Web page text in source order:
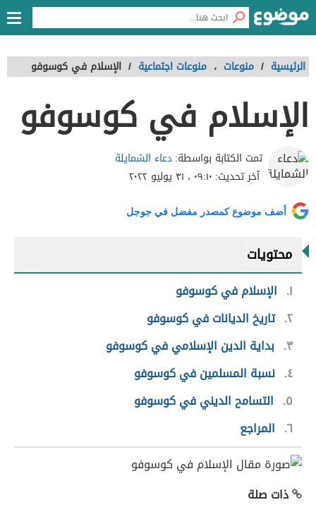
الرئيسية / منوعات ، منوعات اجتماعية / الإسلام في كوسوفو
الإسلام في كوسوفو
تمت الكتابة بواسطة:دعاء الشمايلة
آخر تحديث: ٠٩:١٠ ، ٣١ يوليو ٢٠٢٢
أضف موضوع كمصدر مفضل في جوجل
محتويات
١
الإسلام في كوسوفو
٢ تاريخ الديانات في كوسوفو
٣ بداية الدين الإسلامي في كوسوفو
٤ نسبة المسلمين في كوسوفو
٥
التسامح الديني في كوسوفو
٦ المراجع
ذات صلة